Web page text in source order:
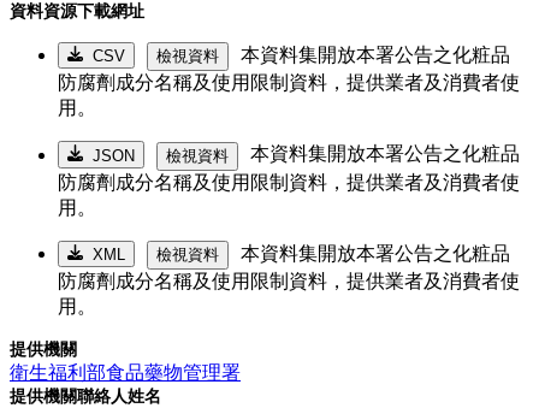
資料資源下載網址
CSV 檢視資料
本資料集開放本署公告之化粧品
防腐劑成分名稱及使用限制資料，提供業者及消費者使
用。
JSON 檢視資料
本資料集開放本署公告之化粧品
防腐劑成分名稱及使用限制資料，提供業者及消費者使
用。
XML 檢視資料
本資料集開放本署公告之化粧品
防腐劑成分名稱及使用限制資料，提供業者及消費者使
用。
提供機關
衛生福利部食品藥物管理署
提供機關聯絡人姓名